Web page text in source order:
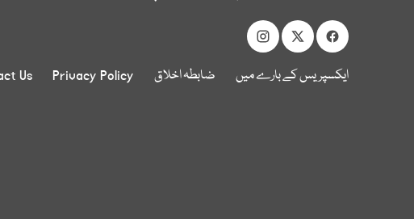
ایکسپریس کے بارے میں ضابطہ اخلاق Privacy Policy
Us